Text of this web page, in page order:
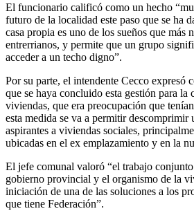
El funcionario calificó como un hecho
futuro de la localidad este paso que se ha
casa propia es uno de los sueños que más
entrerrianos, y permite que un grupo
acceder a un techo digno”.
Por su parte, el intendente Cecco expresó
que se haya concluido esta gestión para la
viviendas, que era preocupación que
esta medida se va a permitir descomprimir
aspirantes a viviendas sociales,
ubicadas en el ex emplazamiento y en la
El jefe comunal valoró “el trabajo
gobierno provincial y el organismo de la
iniciación de una de las soluciones a los
que tiene Federación”.